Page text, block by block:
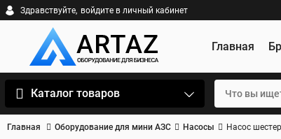
Здравствуйте, войдите в личный кабинет
Главная
Каталог товаров
Главная Оборудование для мини АЗС Насосы Насос